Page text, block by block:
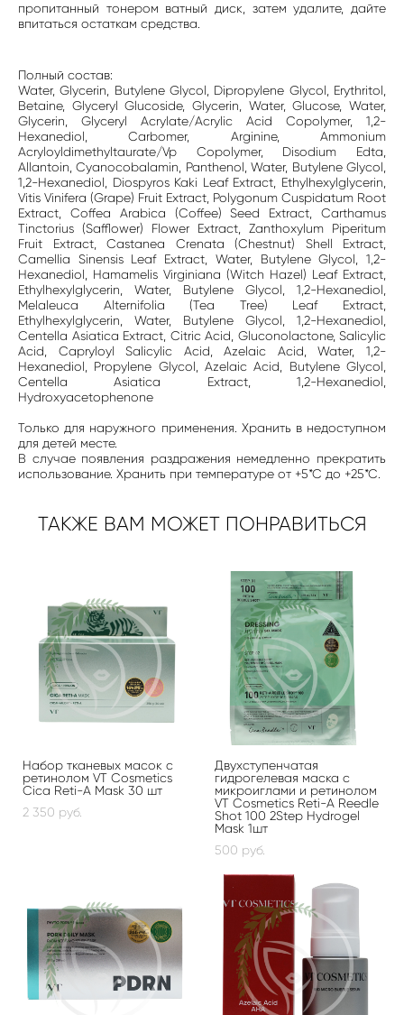
пропитанный тонером ватный диск, затем удалите, дайте
впитаться остаткам средства.
Полный состав:
Water, Glycerin, Butylene Glycol, Dipropylene Glycol, Erythritol,
Betaine, Glyceryl Glucoside, Glycerin, Water, Glucose, Water,
Glycerin, Glyceryl Acrylate/Acrylic Acid Copolymer, 1,2-
Hexanediol, Carbomer, Arginine, Ammonium
Acryloyldimethyltaurate/Vp Copolymer, Disodium Edta,
Allantoin, Cyanocobalamin, Panthenol, Water, Butylene Glycol,
1,2-Hexanediol, Diospyros Kaki Leaf Extract, Ethylhexylglycerin,
Vitis Vinifera (Grape) Fruit Extract, Polygonum Cuspidatum Root
Extract, Coffea Arabica (Coffee) Seed Extract, Carthamus
Tinctorius (Safflower) Flower Extract, Zanthoxylum Piperitum
Fruit Extract, Castanea Crenata (Chestnut) Shell Extract,
Camellia Sinensis Leaf Extract, Water, Butylene Glycol, 1,2-
Hexanediol, Hamamelis Virginiana (Witch Hazel) Leaf Extract,
Ethylhexylglycerin, Water, Butylene Glycol, 1,2-Hexanediol,
Melaleuca Alternifolia (Tea Tree) Leaf Extract,
Ethylhexylglycerin, Water, Butylene Glycol, 1,2-Hexanediol,
Centella Asiatica Extract, Citric Acid, Gluconolactone, Salicylic
Acid, Capryloyl Salicylic Acid, Azelaic Acid, Water, 1,2-
Hexanediol, Propylene Glycol, Azelaic Acid, Butylene Glycol,
Centella Asiatica Extract, 1,2-Hexanediol,
Hydroxyacetophenone
Только для наружного применения. Хранить в недоступном
для детей месте.
В случае появления раздражения немедленно прекратить
использование. Хранить при температуре от +5*С до +25*С.
ТАКЖЕ ВАМ МОЖЕТ ПОНРАВИТЬСЯ
Набор тканевых масок с
ретинолом VT Cosmetics
Cica Reti-A Mask 30 шт
2 350 pуб.
Двухступенчатая
гидрогелевая маска с
микроиглами и ретинолом
VT Cosmetics Reti-A Reedle
Shot 100 2Step Hydrogel
Mask 1шт
500 pуб.